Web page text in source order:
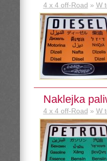
4 x 4 off-Road » W
Naklejka
4 x 4 off-Road » W